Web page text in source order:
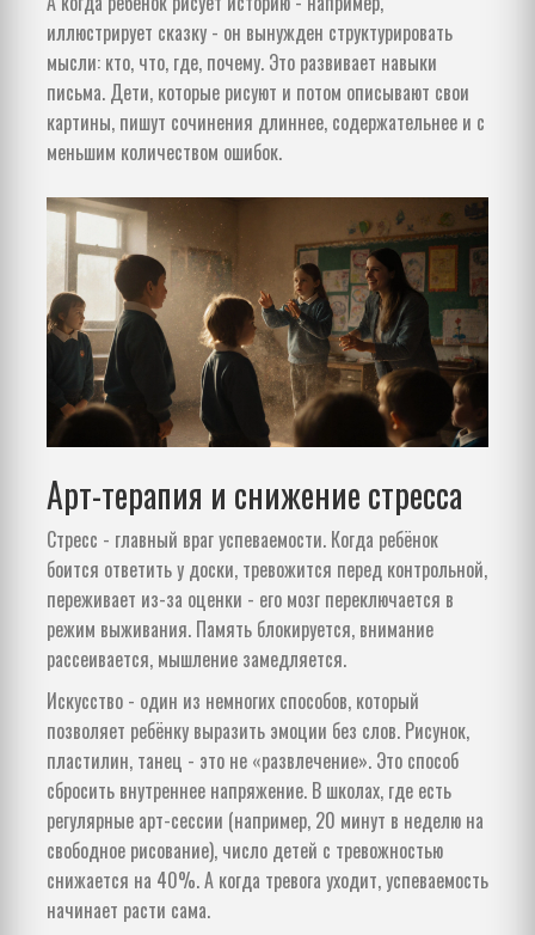
иллюстрирует сказку - он вынужден структурировать
мысли: кто, что, где, почему. Это развивает навыки
письма. Дети, которые рисуют и потом описывают свои
картины, пишут сочинения длиннее, содержательнее и с
меньшим количеством ошибок.
Арт-терапия и снижение стресса
Стресс - главный враг успеваемости. Когда ребёнок
боится ответить у доски, тревожится перед контрольной,
переживает из-за оценки - его мозг переключается в
режим выживания. Память блокируется, внимание
рассеивается, мышление замедляется.
Искусство - один из немногих способов, который
позволяет ребёнку выразить эмоции без слов. Рисунок,
пластилин, танец - это не «развлечение». Это способ
сбросить внутреннее напряжение. В школах, где есть
регулярные арт-сессии (например, 20 минут в неделю на
свободное рисование), число детей с тревожностью
снижается на 40%. А когда тревога уходит, успеваемость
начинает расти сама.